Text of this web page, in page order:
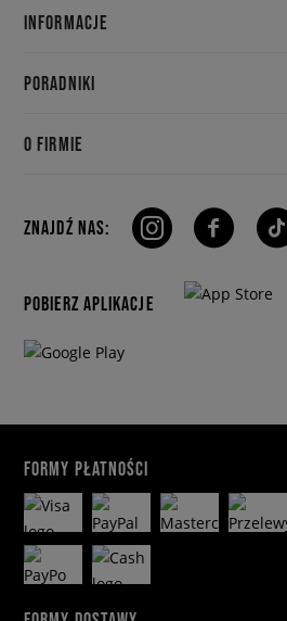
INFORMACJE
PORADNIKI
O FIRMIE
ZNAJDŹ NAS:
POBIERZ APLIKACJE
FORMY PŁATNOŚCI